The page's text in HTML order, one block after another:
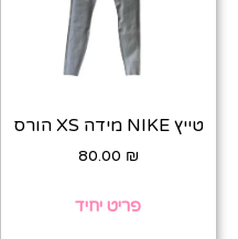
טייץ NIKE מידה XS הורס
80.00 ₪
פריט יחיד